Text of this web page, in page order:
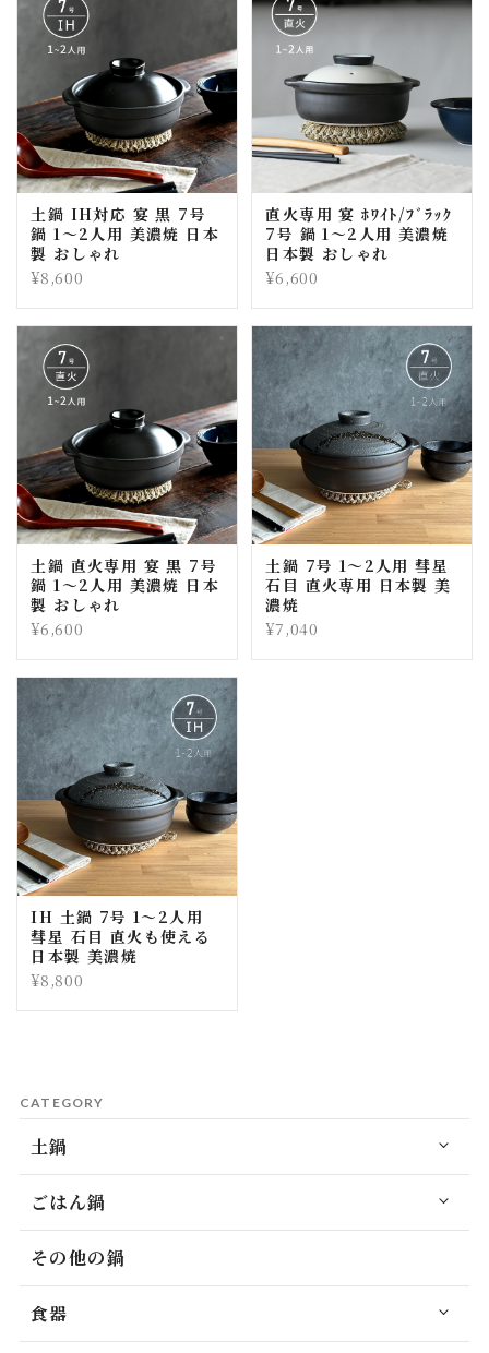
土鍋 IH対応 宴 黒 7号
鍋 1〜2人用 美濃焼 日本
製 おしゃれ
¥8,600
直火専用 宴 ﾎﾜｲﾄ/ﾌﾞﾗｯｸ
7号 鍋 1〜2人用 美濃焼
日本製 おしゃれ
¥6,600
土鍋 直火専用 宴 黒 7号
鍋 1〜2人用 美濃焼 日本
製 おしゃれ
¥6,600
土鍋 7号 1〜2人用 彗星
石目 直火専用 日本製 美
濃焼
¥7,040
IH 土鍋 7号 1〜2人用
彗星 石目 直火も使える
日本製 美濃焼
¥8,800
CATEGORY
土鍋
ごはん鍋
その他の鍋
食器